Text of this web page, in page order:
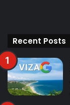
Recent Posts